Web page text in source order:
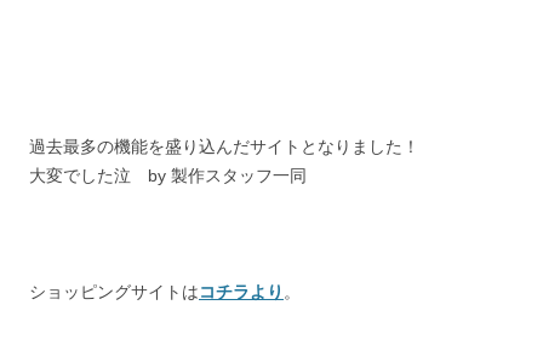
過去最多の機能を盛り込んだサイトとなりました！
大変でした泣 by 製作スタッフ一同
ショッピングサイトはコチラより 。